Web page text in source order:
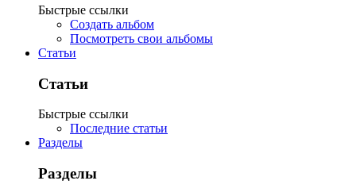
Быстрые ссылки
Создать альбом
Посмотреть свои альбомы
Статьи
Статьи
Быстрые ссылки
Последние статьи
Разделы
Разделы